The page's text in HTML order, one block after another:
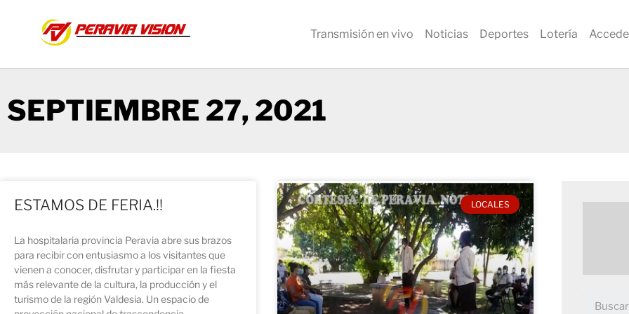
Transmisión en vivo Noticias Deportes Lotería
SEPTIEMBRE 27, 2021
ESTAMOS DE FERIA.!!
La hospitalaria provincia Peravia abre sus brazos
para recibir con entusiasmo a los visitantes que
vienen a conocer, disfrutar y participar en la fiesta
más relevante de la cultura, la producción y el
turismo de la región Valdesia. Un espacio de
LOCALES